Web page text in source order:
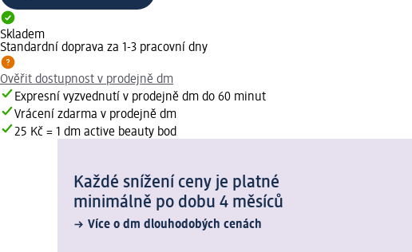
Skladem
Standardní doprava za 1-3 pracovní dny
Ověřit dostupnost v prodejně dm
Expresní vyzvednutí v prodejně dm do 60 minut
Vrácení zdarma v prodejně dm
25 Kč = 1 dm active beauty bod
Každé snížení ceny je platné
minimálně po dobu 4 měsíců
Více o dm dlouhodobých cenách